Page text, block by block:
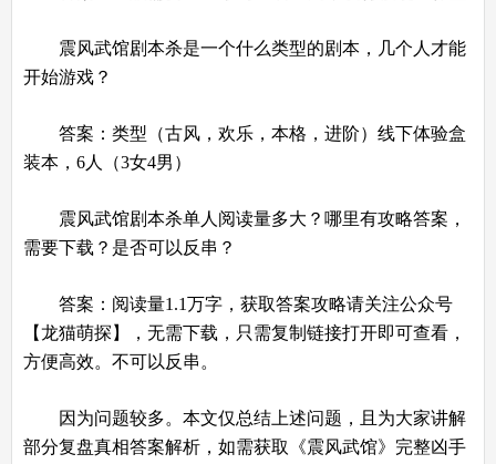
震风武馆剧本杀是一个什么类型的剧本，几个人才能
开始游戏？
答案：类型（古风，欢乐，本格，进阶）线下体验盒
装本，6人（3女4男）
震风武馆剧本杀单人阅读量多大？哪里有攻略答案，
需要下载？是否可以反串？
答案：阅读量1.1万字，获取答案攻略请关注公众号
【龙猫萌探】，无需下载，只需复制链接打开即可查看，
方便高效。不可以反串。
因为问题较多。本文仅总结上述问题，且为大家讲解
部分复盘真相答案解析，如需获取《震风武馆》完整凶手